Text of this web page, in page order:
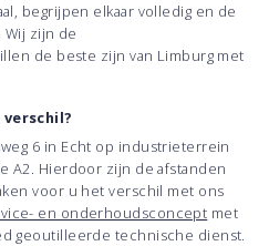
begrijpen elkaar volledig en de
zijn de
de beste zijn van Limburg met
6 in Echt op industrieterrein
A2. Hierdoor zijn de afstanden
voor u het verschil met ons
en onderhoudsconcept met
geoutilleerde technische dienst.